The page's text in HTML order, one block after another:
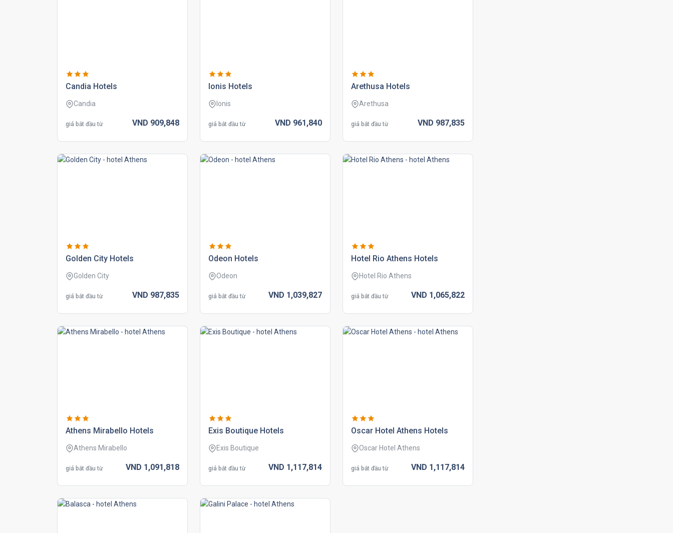
candia hotels
Candia
giá bắt đầu từ VND 909,848
ionis hotels
Ionis
giá bắt đầu từ VND 961,840
arethusa hotels
Arethusa
giá bắt đầu từ VND 987,835
golden city hotels
Golden City
giá bắt đầu từ VND 987,835
odeon hotels
Odeon
giá bắt đầu từ VND 1,039,827
hotel rio athens hotels
Hotel Rio Athens
giá bắt đầu từ VND 1,065,822
athens mirabello hotels
Athens Mirabello
giá bắt đầu từ VND 1,091,818
exis boutique hotels
Exis Boutique
giá bắt đầu từ VND 1,117,814
oscar hotel athens hotels
Oscar Hotel Athens
giá bắt đầu từ VND 1,117,814